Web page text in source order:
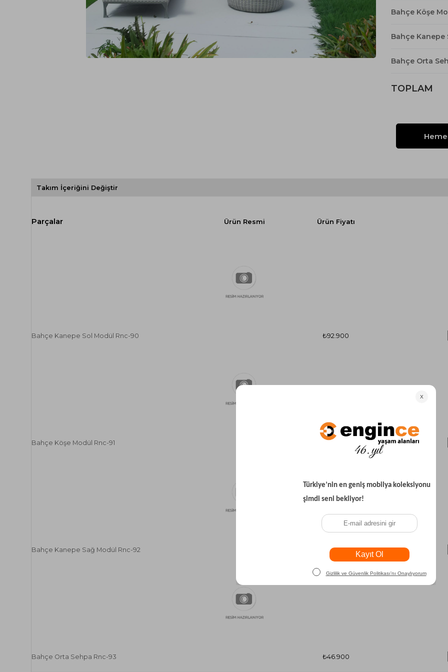
Spor Koltuk Takımı
Krem Koltuk Takımı
Büro Koltuk Takımı
Gri TV Ünitesi
Beyaz TV Ünitesi
Siyah TV Ünitesi
Şömineli TV Ünitesi
Yataklı Koltuk
Köşe Koltuk
Modern Köşe Koltuk
Ekonomik Köşe Koltuk
Bahçe Köşe
Bahçe Kanepe
Bahçe Orta
TOPLAM
Takım İçeriğini Değiştir
Ürün Resmi Ürün Fiyatı
Bahçe Kanepe Sol Modül Rnc-90 ₺92.900
Bahçe Köşe Modül Rnc-91 ₺50.900
Bahçe Kanepe Sağ Modül Rnc-92 ₺101.900
Bahçe Orta Sehpa Rnc-93 ₺46.900